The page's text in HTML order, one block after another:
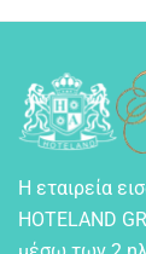
Η εταιρεία
HOTELAND